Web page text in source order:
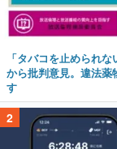
「タバコを止められ
から批判意見。違法
す
2